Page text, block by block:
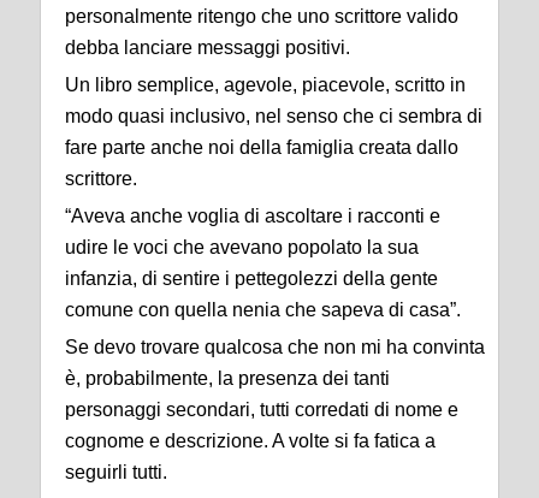
personalmente ritengo che uno scrittore valido
debba lanciare messaggi positivi.
Un libro semplice, agevole, piacevole, scritto in
modo quasi inclusivo, nel senso che ci sembra di
fare parte anche noi della famiglia creata dallo
scrittore.
“Aveva anche voglia di ascoltare i racconti e
udire le voci che avevano popolato la sua
infanzia, di sentire i pettegolezzi della gente
comune con quella nenia che sapeva di casa”.
Se devo trovare qualcosa che non mi ha convinta
è, probabilmente, la presenza dei tanti
personaggi secondari, tutti corredati di nome e
cognome e descrizione. A volte si fa fatica a
seguirli tutti.